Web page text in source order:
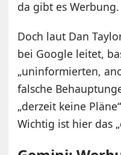
da gibt es Werbung.
Doch laut Dan
bei Google leitet,
„uninformierten,
falsche
„derzeit keine
Wichtig ist hier das